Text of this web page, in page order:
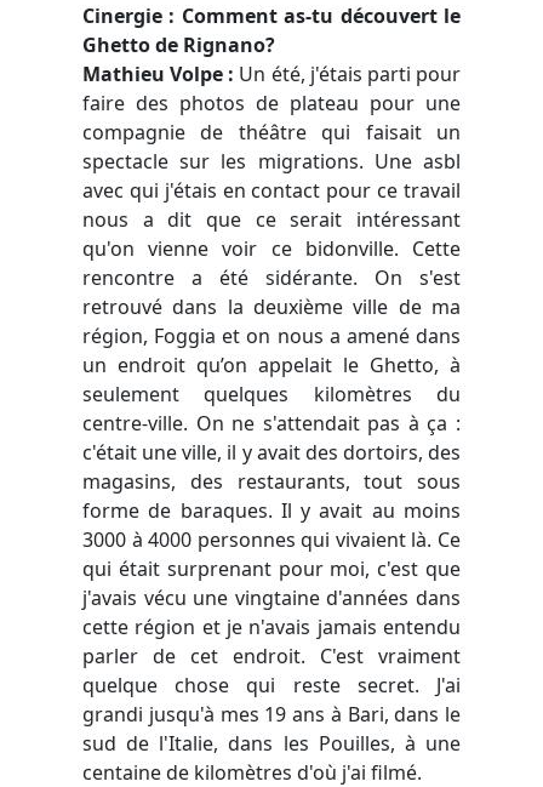
Cinergie : Comment as-tu découvert le
Ghetto de Rignano?
Mathieu Volpe : Un été, j'étais parti pour
faire des photos de plateau pour une
compagnie de théâtre qui faisait un
spectacle sur les migrations. Une asbl
avec qui j'étais en contact pour ce travail
nous a dit que ce serait intéressant
qu'on vienne voir ce bidonville. Cette
rencontre a été sidérante. On s'est
retrouvé dans la deuxième ville de ma
région, Foggia et on nous a amené dans
un endroit qu’on appelait le Ghetto, à
seulement quelques kilomètres du
centre-ville. On ne s'attendait pas à ça :
c'était une ville, il y avait des dortoirs, des
magasins, des restaurants, tout sous
forme de baraques. Il y avait au moins
3000 à 4000 personnes qui vivaient là. Ce
qui était surprenant pour moi, c'est que
j'avais vécu une vingtaine d'années dans
cette région et je n'avais jamais entendu
parler de cet endroit. C'est vraiment
quelque chose qui reste secret. J'ai
grandi jusqu'à mes 19 ans à Bari, dans le
sud de l'Italie, dans les Pouilles, à une
centaine de kilomètres d'où j'ai filmé.